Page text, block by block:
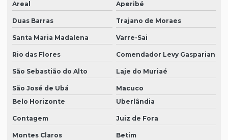
Areal Aperibé
Duas Barras Trajano de Moraes
Santa Maria Madalena Varre-Sai
Rio das Flores Comendador Levy Gasparian
São Sebastião do Alto Laje do Muriaé
São José de Ubá
Macuco
Belo Horizonte
Uberlândia
Contagem Juiz de Fora
Montes Claros Betim